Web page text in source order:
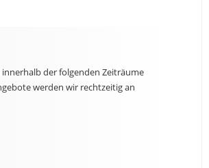
der folgenden Zeiträume
werden wir rechtzeitig an